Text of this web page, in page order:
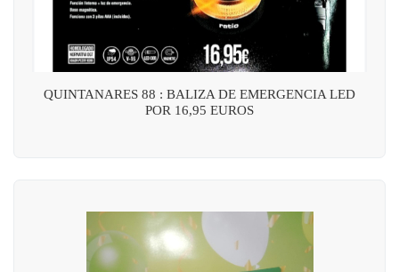
QUINTANARES 88 : BALIZA DE EMERGENCIA LED
POR 16,95 EUROS